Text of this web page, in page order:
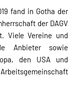
fand in Gotha der
der DAGV
Viele Vereine und
Anbieter sowie
den USA und